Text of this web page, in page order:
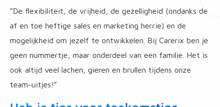
”De flexibiliteit, de vrijheid, de gezelligheid (ondanks de
af en toe heftige sales en marketing herrie) en de
mogelijkheid om jezelf te ontwikkelen. Bij Carerix ben je
geen nummertje, maar onderdeel van een familie. Het is
ook altijd veel lachen, gieren en brullen tijdens onze
team-uitjes!”